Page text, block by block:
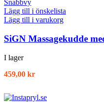
Snabbvy
Lägg till i önskelista
Lägg till i varukorg
SiGN Massagekudde
I lager
459,00 kr